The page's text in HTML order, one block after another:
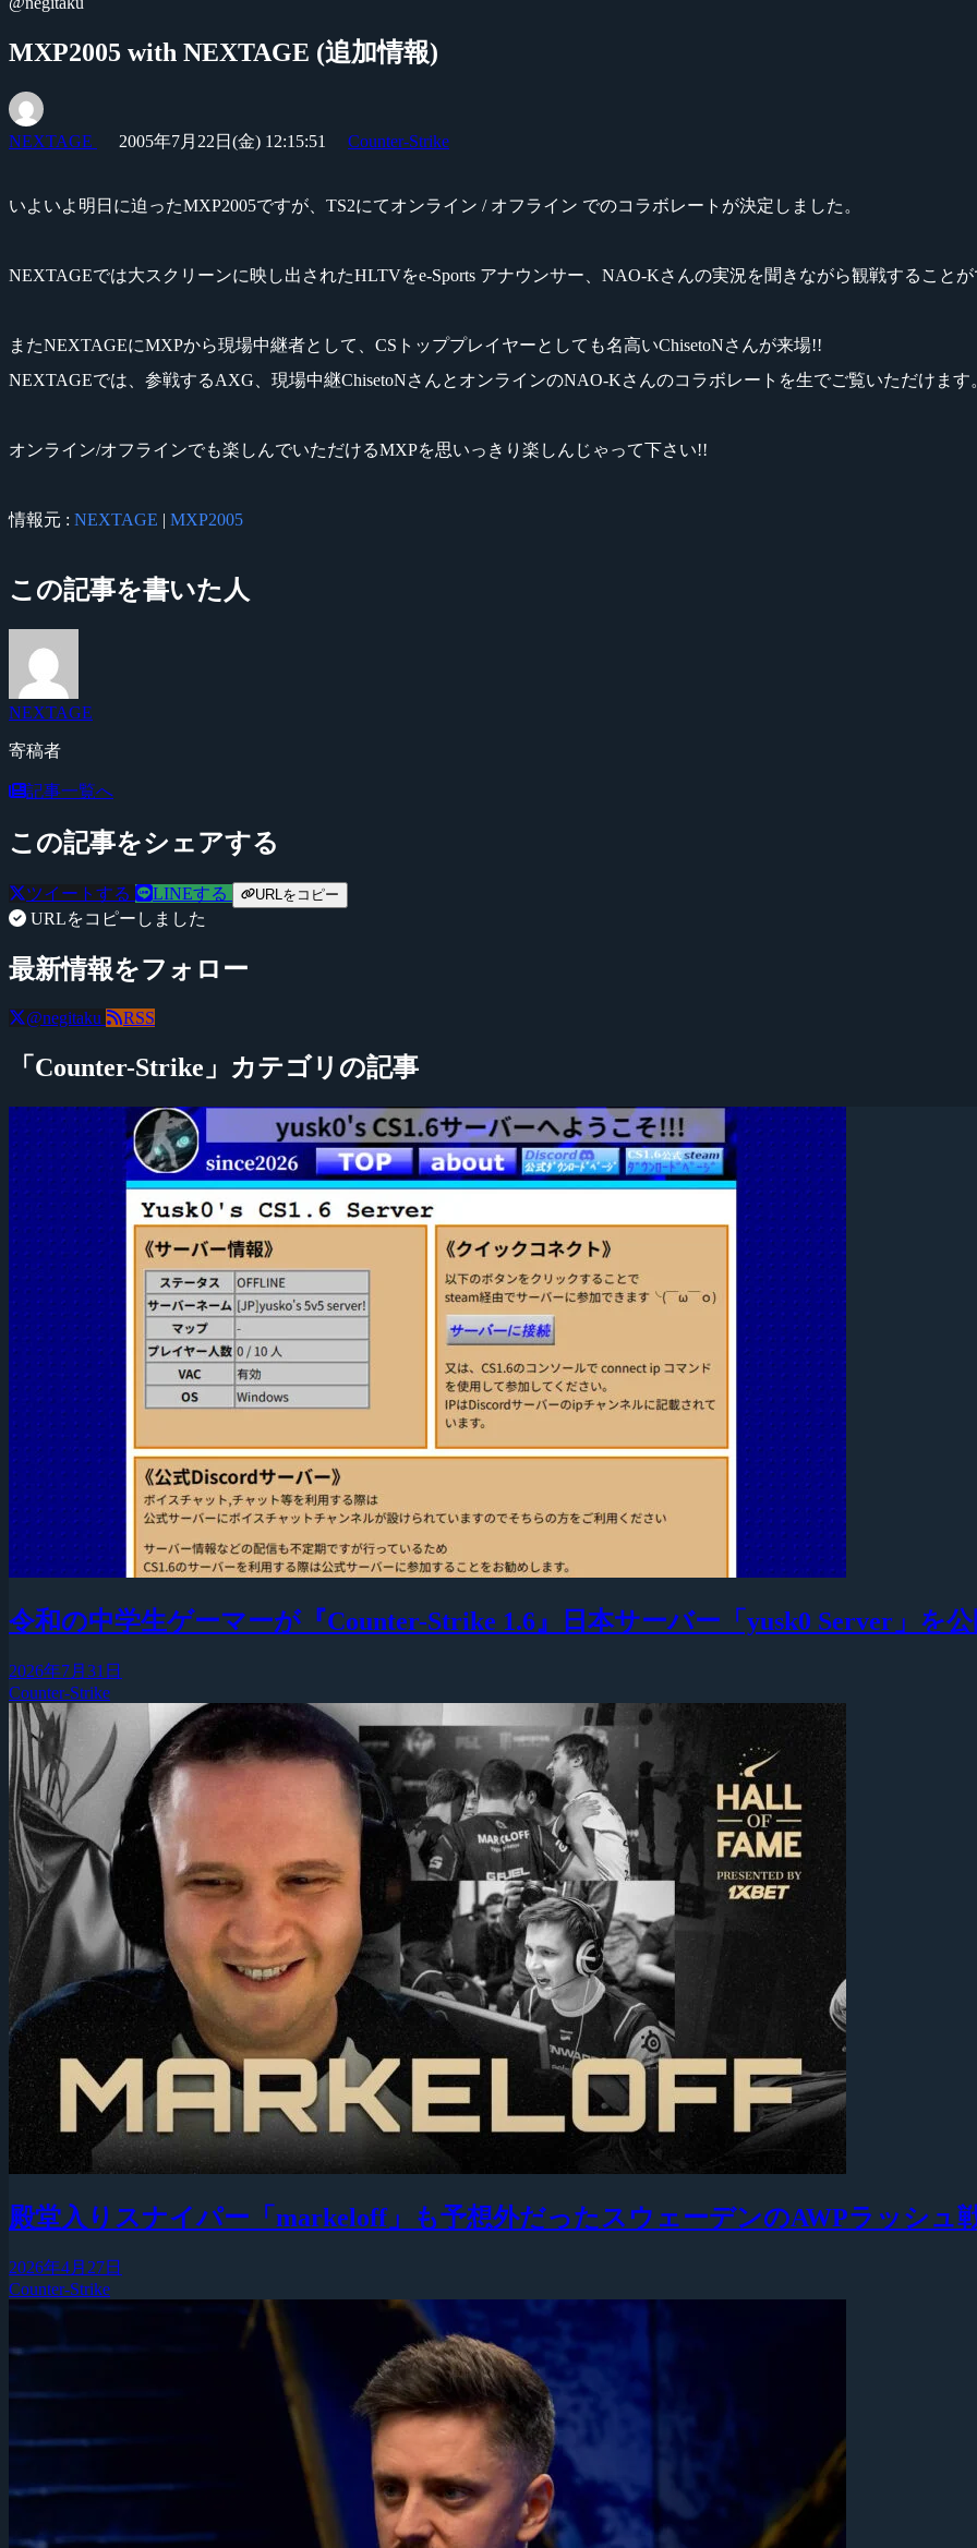
MXP2005 with NEXTAGE (追加情報)
NEXTAGE 2005年7月22日(金) 12:15:51 Counter-Strike
いよいよ明日に迫ったMXP2005ですが、TS2にてオンライン / オフライン でのコラボレートが決定しました。
NEXTAGEでは大スクリーンに映し出されたHLTVをe-Sports アナウンサー、NAO-Kさんの実況を聞きながら観戦すること
またNEXTAGEにMXPから現場中継者として、CSトッププレイヤーとしても名高いChisetoNさんが来場!!
NEXTAGEでは、参戦するAXG、現場中継ChisetoNさんとオンラインのNAO-Kさんのコラボレートを生でご覧いただけます
オンライン/オフラインでも楽しんでいただけるMXPを思いっきり楽しんじゃって下さい!!
情報元 : NEXTAGE | MXP2005
この記事を書いた人
NEXTAGE
寄稿者
記事一覧へ
この記事をシェアする
ツイートする LINEする URLをコピー
URLをコピーしました
最新情報をフォロー
@negitaku RSS
「Counter-Strike」カテゴリの記事
令和の中学生ゲーマーが『Counter-Strike 1.6』日本サーバー「yusk0 Server」を
2026年7月31日
Counter-Strike
殿堂入りスナイパー「markeloff」も予想外だったスウェーデンのAWPラッシュ
2026年4月27日
Counter-Strike